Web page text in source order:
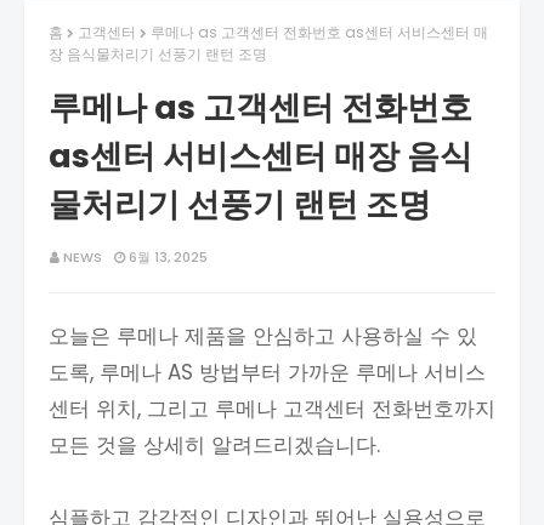
홈 고객센터
루메나 as 고객센터 전화번호 as센터 서비스센터 매
장 음식물처리기 선풍기 랜턴 조명
루메나 as 고객센터 전화번호
as센터 서비스센터 매장 음식
물처리기 선풍기 랜턴 조명
NEWS 6월 13, 2025
오늘은 루메나 제품을 안심하고 사용하실 수 있
도록, 루메나 AS 방법부터 가까운 루메나 서비스
센터 위치, 그리고 루메나 고객센터 전화번호까지
모든 것을 상세히 알려드리겠습니다.
심플하고 감각적인 디자인과 뛰어난 실용성으로